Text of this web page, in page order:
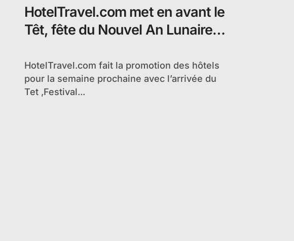
HotelTravel.com met en avant le
Têt, fête du Nouvel An Lunaire à
HotelTravel.com fait la promotion des hôtels
pour la semaine prochaine avec l’arrivée du
Tet ,Festival...